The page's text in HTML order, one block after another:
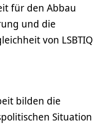
für den Abbau
und die
von LSBTIQ
bilden die
Situation